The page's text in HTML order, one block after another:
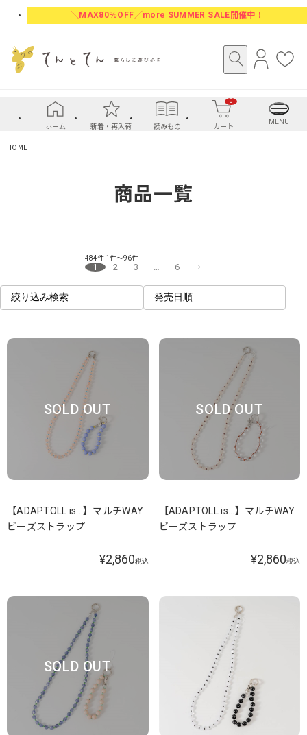
＼MAX80％OFF／more SUMMER SALE開催中！
に
入
り
ホーム 新着・再入荷 読みもの カート
0
MENU
HOME
商品一覧
484件 1件～96件
1 2 3 … 6
絞り込み検索 発売日順
SOLD OUT
【ADAPTOLL is...】マルチWAY
ビーズストラップ
¥2,860税込
SOLD OUT
【ADAPTOLL is...】マルチWAY
ビーズストラップ
¥2,860税込
SOLD OUT